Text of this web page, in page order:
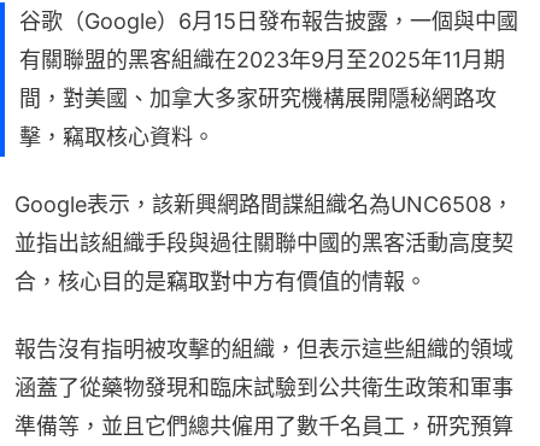
谷歌（Google）6月15日發布報告披露，一個與中國
有關聯盟的黑客組織在2023年9月至2025年11月期
間，對美國、加拿大多家研究機構展開隱秘網路攻
擊，竊取核心資料。
Google表示，該新興網路間諜組織名為UNC6508，
並指出該組織手段與過往關聯中國的黑客活動高度契
合，核心目的是竊取對中方有價值的情報。
報告沒有指明被攻擊的組織，但表示這些組織的領域
涵蓋了從藥物發現和臨床試驗到公共衛生政策和軍事
準備等，並且它們總共僱用了數千名員工，研究預算